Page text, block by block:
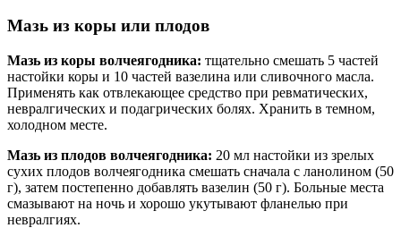
Мазь из коры или плодов
Мазь из коры волчеягодника: тщательно смешать 5 частей
настойки коры и 10 частей вазелина или сливочного масла.
Применять как отвлекающее средство при ревматических,
невралгических и подагрических болях. Хранить в темном,
холодном месте.
Мазь из плодов волчеягодника: 20 мл настойки из зрелых
сухих плодов волчеягодника смешать сначала с ланолином (50
г), затем постепенно добавлять вазелин (50 г). Больные места
смазывают на ночь и хорошо укутывают фланелью при
невралгиях.